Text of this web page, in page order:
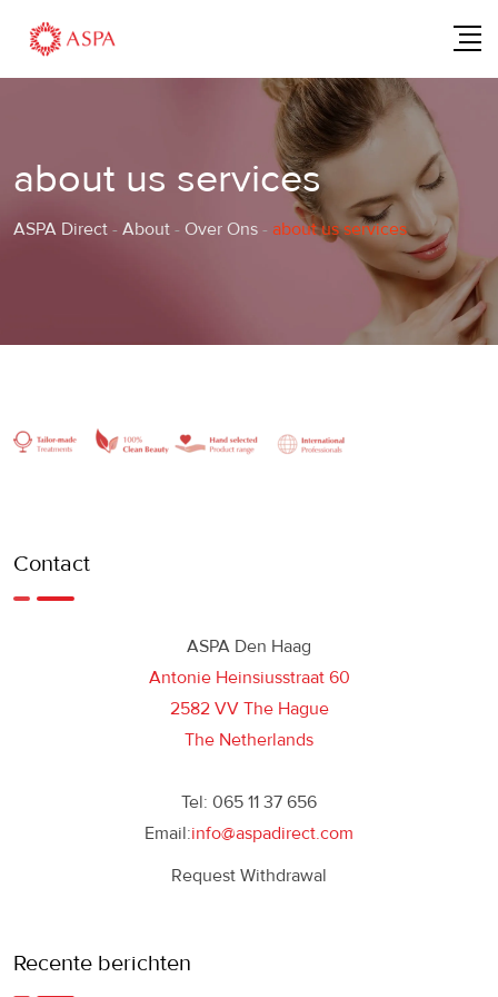
content
about us services
ASPA Direct - About - Over Ons - about us services
Contact
ASPA Den Haag
Antonie Heinsiusstraat 60
2582 VV The Hague
The Netherlands
Tel: 065 11 37 656
Email:info@aspadirect.com
Request Withdrawal
Recente berichten